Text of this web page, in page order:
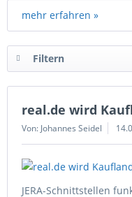
mehr erfahren »
Filtern
real.de wird
Von: Johannes Seidel
JERA-Schnittstellen